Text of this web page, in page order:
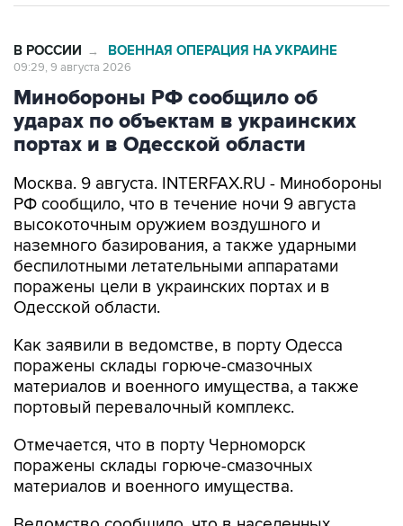
В РОССИИ → ВОЕННАЯ ОПЕРАЦИЯ НА УКРАИНЕ
09:29, 9 августа 2026
Минобороны РФ сообщило об
ударах по объектам в украинских
портах и в Одесской области
Москва. 9 августа. INTERFAX.RU - Минобороны
РФ сообщило, что в течение ночи 9 августа
высокоточным оружием воздушного и
наземного базирования, а также ударными
беспилотными летательными аппаратами
поражены цели в украинских портах и в
Одесской области.
Как заявили в ведомстве, в порту Одесса
поражены склады горюче-смазочных
материалов и военного имущества, а также
портовый перевалочный комплекс.
Отмечается, что в порту Черноморск
поражены склады горюче-смазочных
материалов и военного имущества.